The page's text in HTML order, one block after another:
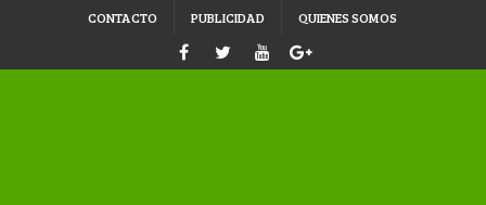
CONTACTO PUBLICIDAD QUIENES SOMOS